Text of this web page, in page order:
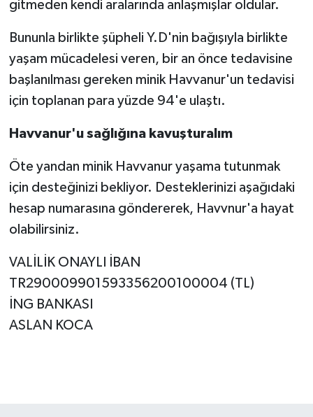
gitmeden kendi aralarında anlaşmışlar oldular.
Bununla birlikte şüpheli Y.D'nin bağışıyla birlikte
yaşam mücadelesi veren, bir an önce tedavisine
başlanılması gereken minik Havvanur'un tedavisi
için toplanan para yüzde 94'e ulaştı.
Havvanur'u sağlığına kavuşturalım
Öte yandan minik Havvanur yaşama tutunmak
için desteğinizi bekliyor. Desteklerinizi aşağıdaki
hesap numarasına göndererek, Havvnur'a hayat
olabilirsiniz.
VALİLİK ONAYLI İBAN
TR290009901593356200100004 (TL)
İNG BANKASI
ASLAN KOCA